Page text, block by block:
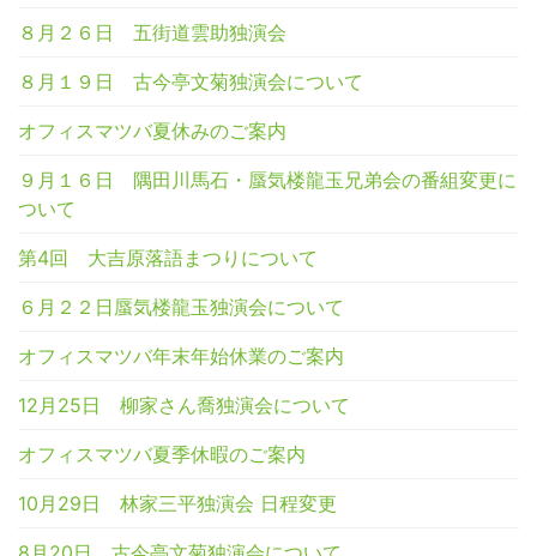
８月２６日 五街道雲助独演会
８月１９日 古今亭文菊独演会について
オフィスマツバ夏休みのご案内
９月１６日 隅田川馬石・蜃気楼龍玉兄弟会の番組変更に
ついて
第4回 大吉原落語まつりについて
６月２２日蜃気楼龍玉独演会について
オフィスマツバ年末年始休業のご案内
12月25日 柳家さん喬独演会について
オフィスマツバ夏季休暇のご案内
10月29日 林家三平独演会 日程変更